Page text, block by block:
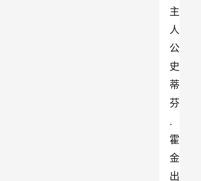
主
人
公
史
蒂
芬
.
霍
金
出